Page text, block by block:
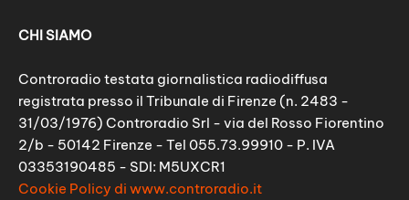
CHI SIAMO
Controradio testata giornalistica radiodiffusa
registrata presso il Tribunale di Firenze (n. 2483 -
31/03/1976) Controradio Srl - via del Rosso Fiorentino
2/b - 50142 Firenze - Tel 055.73.99910 - P. IVA
03353190485 - SDI: M5UXCR1
Cookie Policy di www.controradio.it